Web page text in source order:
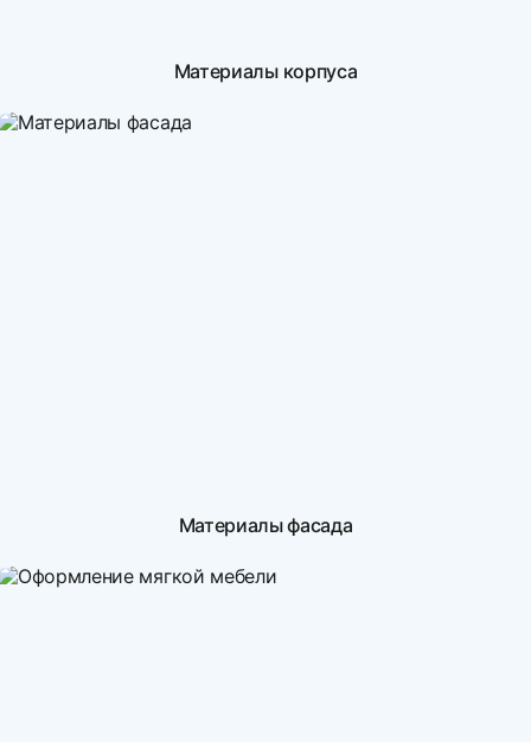
Материалы корпуса
Материалы фасада